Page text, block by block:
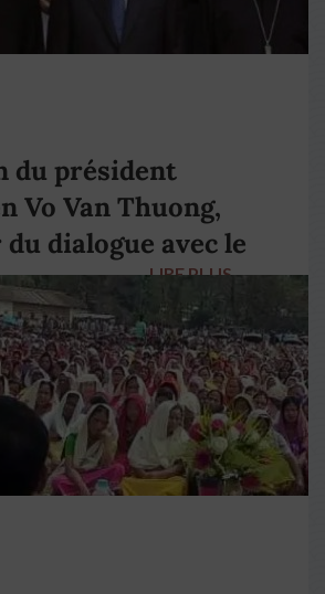
du président
Vo Van Thuong,
dialogue avec le
LIRE PLUS →